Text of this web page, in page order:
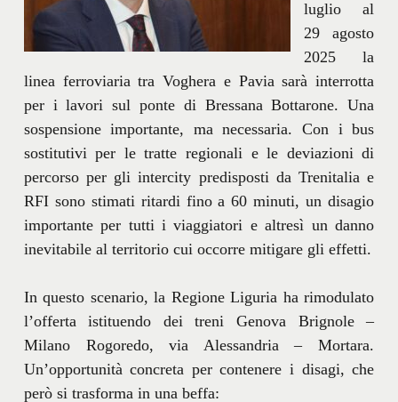
luglio al
29 agosto
2025 la
linea ferroviaria tra Voghera e Pavia sarà interrotta
per i lavori sul ponte di Bressana Bottarone. Una
sospensione importante, ma necessaria. Con i bus
sostitutivi per le tratte regionali e le deviazioni di
percorso per gli intercity predisposti da Trenitalia e
RFI sono stimati ritardi fino a 60 minuti, un disagio
importante per tutti i viaggiatori e altresì un danno
inevitabile al territorio cui occorre mitigare gli effetti.
In questo scenario, la Regione Liguria ha rimodulato
l’offerta istituendo dei treni Genova Brignole –
Milano Rogoredo, via Alessandria – Mortara.
Un’opportunità concreta per contenere i disagi, che
però si trasforma in una beffa: